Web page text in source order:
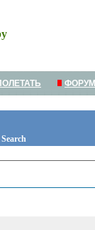
ФОРУМ
Search